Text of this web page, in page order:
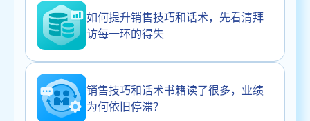
如何提升销售技巧和话术，先看清拜
访每一环的得失
销售技巧和话术书籍读了很多，业绩
为何依旧停滞？